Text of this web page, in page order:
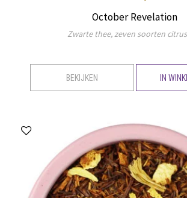
October Revelation
Zwarte thee, zeven soorten
BEKIJKEN IN